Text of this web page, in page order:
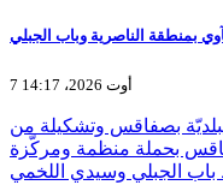
الناصرية وباب الجبلي
7 أوت 2026، 14:17
بصفاقس وتشكيلة من
بحملة منظمة ومركّزة